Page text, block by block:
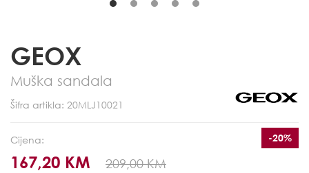
GEOX
Muška sandala
Šifra artikla: 20MLJ10021
Cijena:
167,20 KM 209,00 KM
-20%